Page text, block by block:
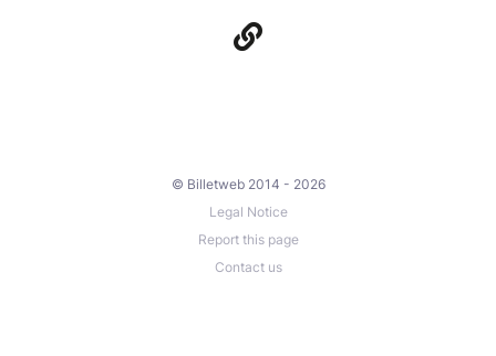
© Billetweb 2014 - 2026
Legal Notice
Report this page
Contact us